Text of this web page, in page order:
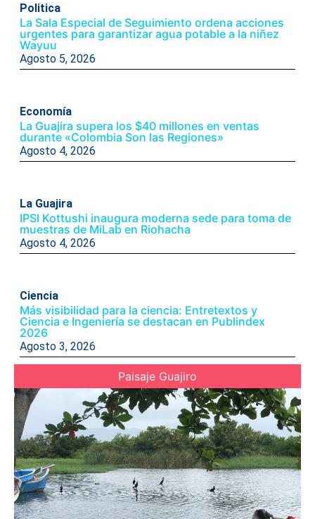
Politica
La Sala Especial de Seguimiento ordena acciones
urgentes para garantizar agua potable a la niñez
Wayuu
Agosto 5, 2026
Economía
La Guajira supera los $40 millones en ventas
durante «Colombia Son las Regiones»
Agosto 4, 2026
La Guajira
IPSI Kottushi inaugura moderna sede para toma de
muestras de MiLab en Riohacha
Agosto 4, 2026
Ciencia
Más visibilidad para la ciencia: Entretextos y
Ciencia e Ingeniería se destacan en Publindex
2026
Agosto 3, 2026
Paisaje Guajiro